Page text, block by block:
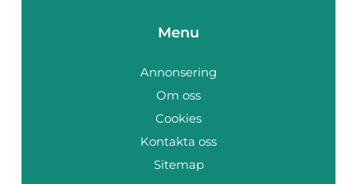
Menu
Annonsering
Om oss
Cookies
Kontakta oss
Sitemap